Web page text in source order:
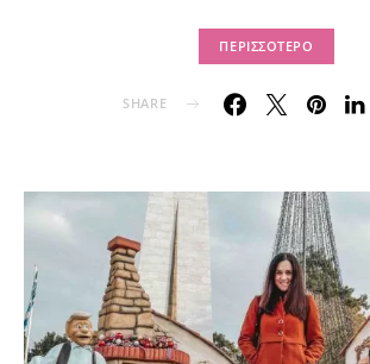
ΠΕΡΙΣΣΌΤΕΡΟ
SHARE